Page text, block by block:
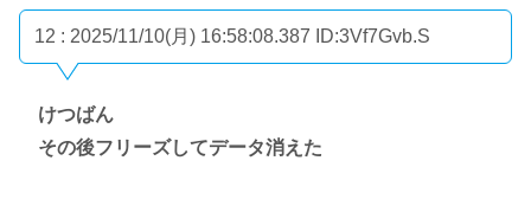
12 : 2025/11/10(月) 16:58:08.387 ID:3Vf7Gvb.S
けつばん
その後フリーズしてデータ消えた